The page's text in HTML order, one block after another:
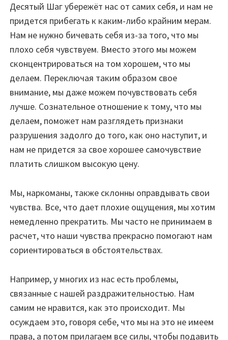
Десятый Шаг убережёт нас от самих себя, и нам не
придется прибегать к каким-либо крайним мерам.
Нам не нужно бичевать себя из-за того, что мы
плохо себя чувствуем. Вместо этого мы можем
сконцентрироваться на том хорошем, что мы
делаем. Переключая таким образом свое
внимание, мы даже можем почувствовать себя
лучше. Сознательное отношение к тому, что мы
делаем, поможет нам разглядеть признаки
разрушения задолго до того, как оно наступит, и
нам не придется за свое хорошее самочувствие
платить слишком высокую цену.
Мы, наркоманы, также склонны оправдывать свои
чувства. Все, что дает плохие ощущения, мы хотим
немедленно прекратить. Мы часто не принимаем в
расчет, что наши чувства прекрасно помогают нам
сориентироваться в обстоятельствах.
Например, у многих из нас есть проблемы,
связанные с нашей раздражительностью. Нам
самим не нравится, как это происходит. Мы
осуждаем это, говоря себе, что мы на это не имеем
права, а потом прилагаем все силы, чтобы подавить